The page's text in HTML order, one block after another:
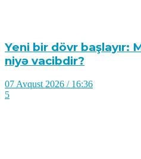
Yeni bir dövr başlayır:
niyə vacibdir?
07 Avqust 2026 / 16:36
5